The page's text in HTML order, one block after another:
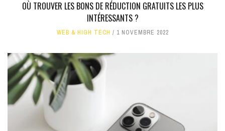
OÙ TROUVER LES BONS DE RÉDUCTION GRATUITS LES PLUS
INTÉRESSANTS ?
WEB & HIGH TECH 1 NOVEMBRE 2022